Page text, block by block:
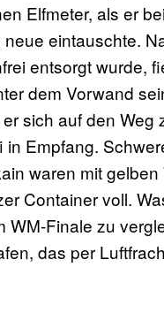
Elfmeter, als er
eintauschte.
entsorgt wurde,
dem Vorwand
sich auf den
in Empfang.
waren mit
Container voll.
WM-Finale zu
das per